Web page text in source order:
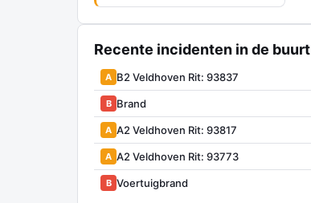
Recente incidenten in de buurt
A B2 Veldhoven Rit: 93837
B Brand
A A2 Veldhoven Rit: 93817
A A2 Veldhoven Rit: 93773
B Voertuigbrand